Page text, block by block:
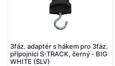
3fáz. adaptér s hákem pro 3fáz.
přípojnici S-TRACK, černý - BIG
WHITE (SLV)